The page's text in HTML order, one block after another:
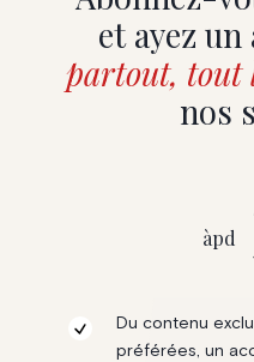
et ayez
partout, tout
nos
àpd
Du contenu
préférées, un